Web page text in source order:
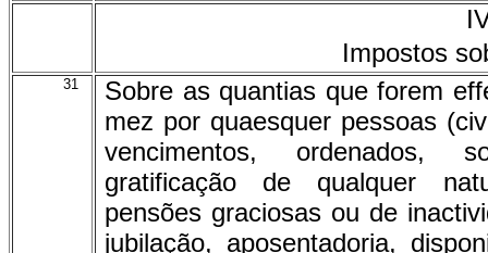
Impostos
31
Sobre as quantias que forem
mez por quaesquer pessoas
vencimentos, ordenados,
gratificação de qualquer
pensões graciosas ou de
jubilação, aposentadoria,